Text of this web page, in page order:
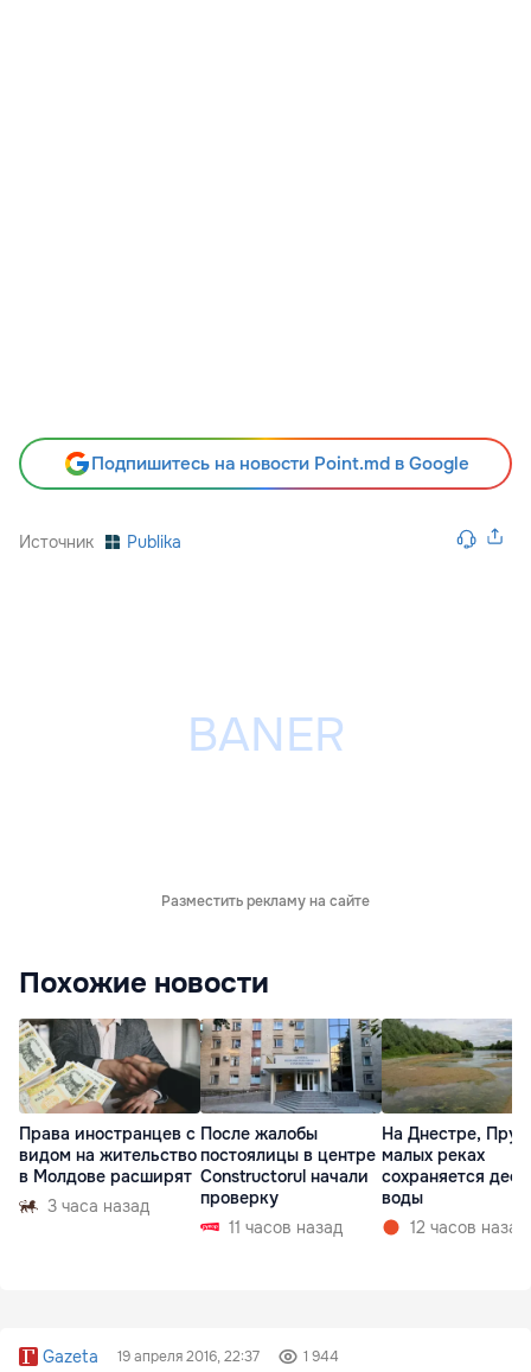
Подпишитесь на новости Point.md в Google
Источник Publika
Разместить рекламу на сайте
Похожие новости
Права иностранцев с
видом на жительство
в Молдове расширят
3 часа назад
После жалобы
постоялицы в центре
Constructorul начали
проверку
11 часов назад
На Днестре,
малых реках
сохраняется
воды
12 часов назад
Gazeta 19 апреля 2016, 22:37 1 944